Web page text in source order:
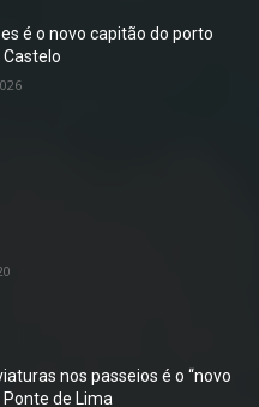
é o novo capitão do porto
Castelo
nos passeios é o “novo
de Lima